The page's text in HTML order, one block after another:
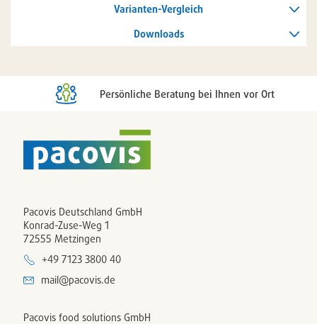
Varianten-Vergleich
Downloads
Persönliche Beratung bei Ihnen vor Ort
Pacovis Deutschland GmbH
Konrad-Zuse-Weg 1
72555 Metzingen
+49 7123 3800 40
mail@pacovis.de
Pacovis food solutions GmbH